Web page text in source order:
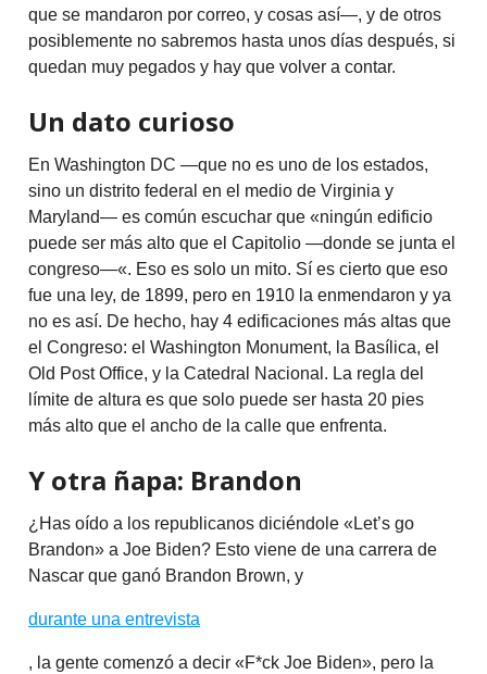
que se mandaron por correo, y cosas así—, y de otros
posiblemente no sabremos hasta unos días después, si
quedan muy pegados y hay que volver a contar.
Un dato curioso
En Washington DC —que no es uno de los estados,
sino un distrito federal en el medio de Virginia y
Maryland— es común escuchar que «ningún edificio
puede ser más alto que el Capitolio —donde se junta el
congreso—«. Eso es solo un mito. Sí es cierto que eso
fue una ley, de 1899, pero en 1910 la enmendaron y ya
no es así. De hecho, hay 4 edificaciones más altas que
el Congreso: el Washington Monument, la Basílica, el
Old Post Office, y la Catedral Nacional. La regla del
límite de altura es que solo puede ser hasta 20 pies
más alto que el ancho de la calle que enfrenta.
Y otra ñapa: Brandon
¿Has oído a los republicanos diciéndole «Let’s go
Brandon» a Joe Biden? Esto viene de una carrera de
Nascar que ganó Brandon Brown, y
durante una entrevista
, la gente comenzó a decir «F*ck Joe Biden», pero la